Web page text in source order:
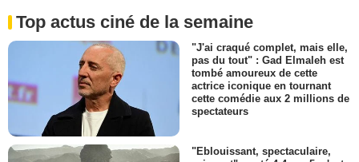
Top actus ciné de la semaine
"J'ai craqué complet, mais elle,
pas du tout" : Gad Elmaleh est
tombé amoureux de cette
actrice iconique en tournant
cette comédie aux 2 millions de
spectateurs
"Eblouissant, spectaculaire,